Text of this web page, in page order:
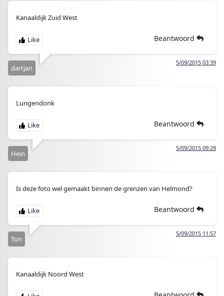
Kanaaldijk Zuid West
Beantwoord
5/09/2015 03:39
dartjan
Lungendonk
Beantwoord
5/09/2015 09:29
Hein
Is deze foto wel gemaakt binnen de grenzen van Helmond?
Beantwoord
5/09/2015 11:57
Ton
Kanaaldijk Noord West